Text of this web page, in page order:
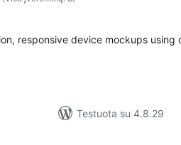
responsive device mockups using
Testuota su 4.8.29